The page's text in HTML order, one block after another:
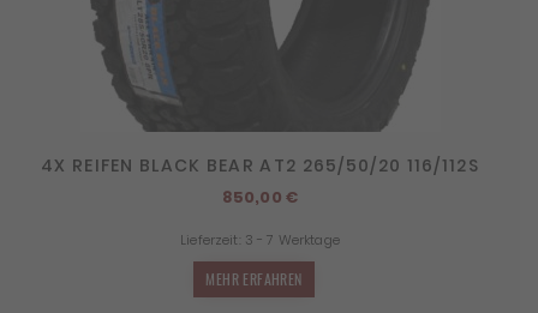
4X REIFEN BLACK BEAR AT2 265/50/20 116/112S
850,00 €
Lieferzeit: 3 - 7 Werktage
MEHR ERFAHREN